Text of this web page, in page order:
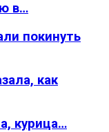
в…
покинуть
как
курица…